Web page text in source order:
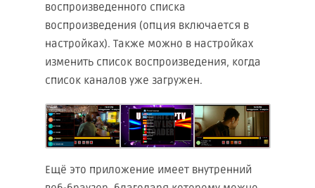
воспроизведенного списка
воспроизведения (опция включается в
настройках). Также можно в настройках
изменить список воспроизведения, когда
список каналов уже загружен.
Ещё это приложение имеет внутренний